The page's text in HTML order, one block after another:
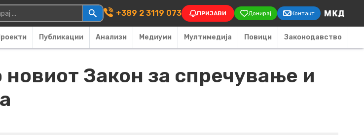
Main Navigation
за: +389 2 3119 073 ПРИЈАВИ Донирај Контакт
Публикации Анализи Медиуми Мултимедија Повици Законодавство
Закон за спречување и